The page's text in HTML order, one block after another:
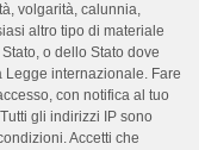
volgarità, calunnia,
altro tipo di materiale
o dello Stato dove
Legge internazionale. Fare
con notifica al tuo
gli indirizzi IP sono
Accetti che